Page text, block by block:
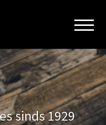
sinds 1929